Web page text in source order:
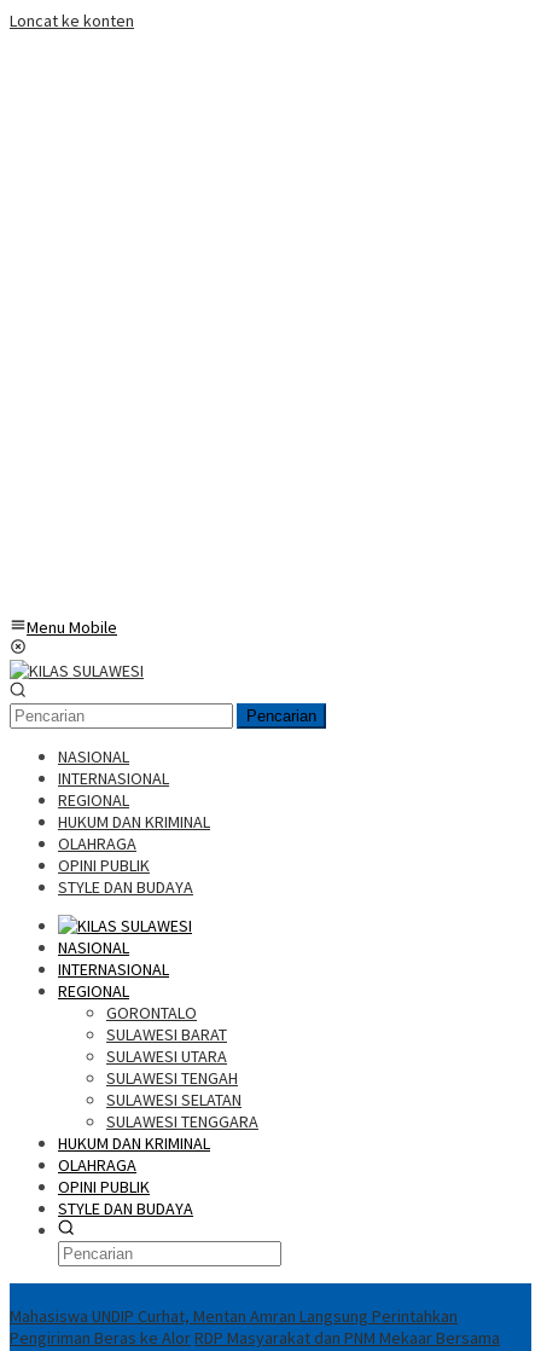
Loncat ke konten
Menu Mobile
Pencarian
NASIONAL
INTERNASIONAL
REGIONAL
HUKUM DAN KRIMINAL
OLAHRAGA
OPINI PUBLIK
STYLE DAN BUDAYA
NASIONAL
INTERNASIONAL
REGIONAL
GORONTALO
SULAWESI BARAT
SULAWESI UTARA
SULAWESI TENGAH
SULAWESI SELATAN
SULAWESI TENGGARA
HUKUM DAN KRIMINAL
OLAHRAGA
OPINI PUBLIK
STYLE DAN BUDAYA
Mahasiswa UNDIP Curhat, Mentan Amran Langsung Perintahkan
Pengiriman Beras ke AlorRDP Masyarakat dan PNM Mekaar Bersama